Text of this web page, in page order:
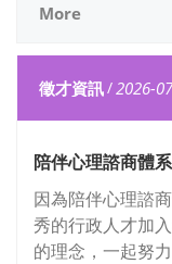
More
徵才資訊/2026-
陪伴心理諮商體
因為陪伴心理諮
秀的行政人才加
的理念，一起努